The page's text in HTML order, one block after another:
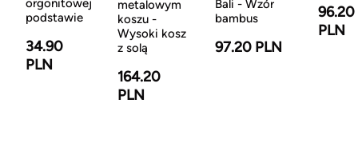
orgonitowej
podstawie
34.90
PLN
metalowym
koszu -
Wysoki kosz
z solą
164.20
PLN
Bali - Wzór
bambus
97.20 PLN
96.20
PLN